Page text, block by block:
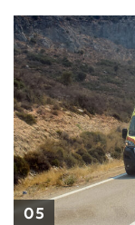
05